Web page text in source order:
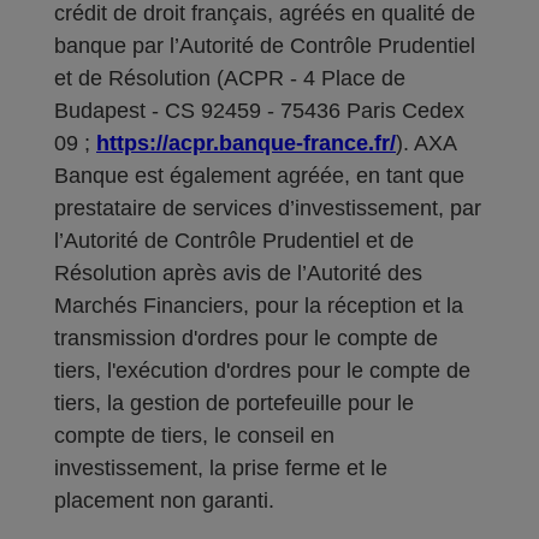
crédit de droit français, agréés en qualité de
banque par l’Autorité de Contrôle Prudentiel
et de Résolution (ACPR - 4 Place de
Budapest - CS 92459 - 75436 Paris Cedex
09 ; https://acpr.banque-france.fr/). AXA
Banque est également agréée, en tant que
prestataire de services d’investissement, par
l’Autorité de Contrôle Prudentiel et de
Résolution après avis de l’Autorité des
Marchés Financiers, pour la réception et la
transmission d'ordres pour le compte de
tiers, l'exécution d'ordres pour le compte de
tiers, la gestion de portefeuille pour le
compte de tiers, le conseil en
investissement, la prise ferme et le
placement non garanti.